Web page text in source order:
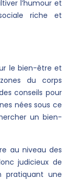
l’humour et
riche et
le bien-être et
du corps
conseils pour
nées sous ce
un bien-
au niveau des
judicieux de
pratiquant une